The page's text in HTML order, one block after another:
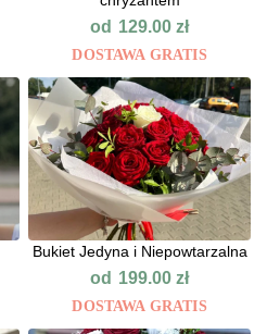
od 129.00zł
DOSTAWA GRATIS
Bukiet Jedyna i Niepowtarzalna
od 199.00zł
DOSTAWA GRATIS